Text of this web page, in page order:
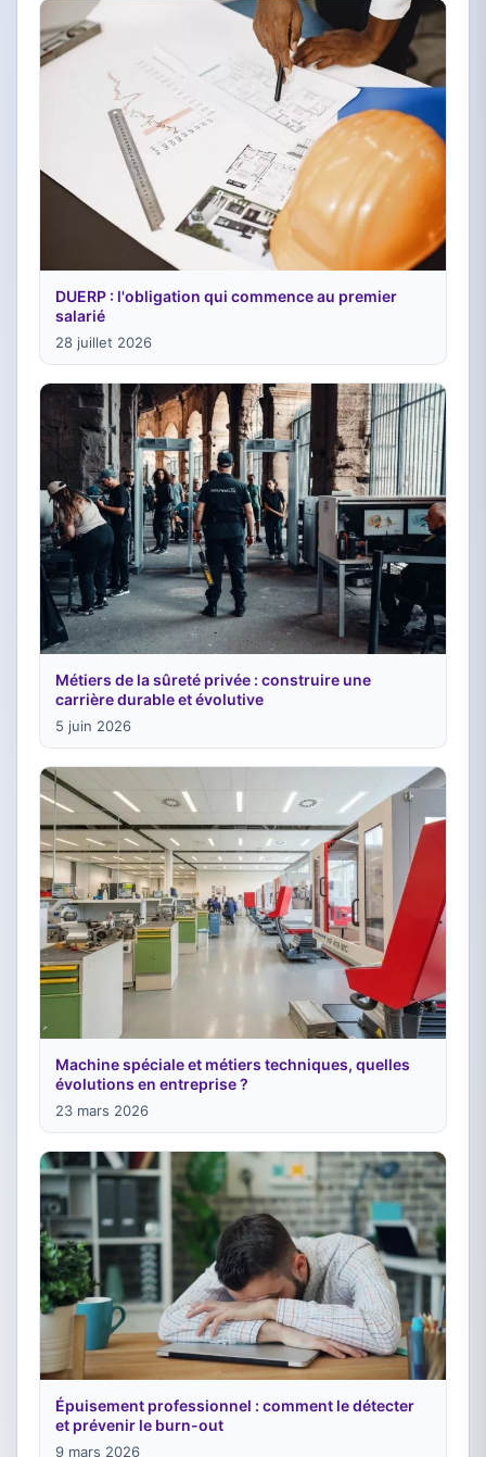
DUERP : l'obligation qui commence au premier
salarié
28 juillet 2026
Métiers de la sûreté privée : construire une
carrière durable et évolutive
5 juin 2026
Machine spéciale et métiers techniques, quelles
évolutions en entreprise ?
23 mars 2026
Épuisement professionnel : comment le détecter
et prévenir le burn-out
9 mars 2026